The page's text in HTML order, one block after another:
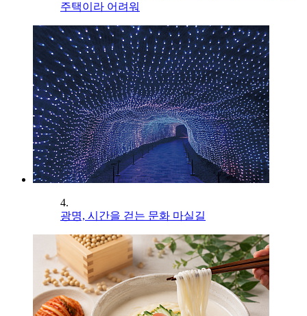
주택이라 어려워
4.
광명, 시간을 걷는 문화 마실길